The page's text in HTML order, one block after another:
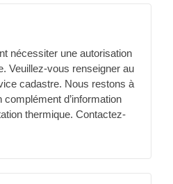
nécessiter une autorisation
Veuillez-vous renseigner au
cadastre. Nous restons à
d’information
thermique. Contactez-